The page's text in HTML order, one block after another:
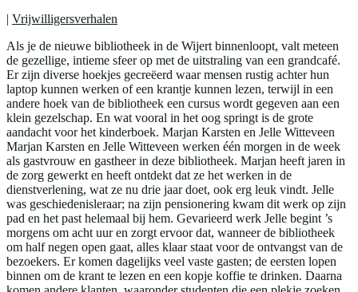
| Vrijwilligersverhalen
Als je de nieuwe bibliotheek in de Wijert binnenloopt, valt meteen
de gezellige, intieme sfeer op met de uitstraling van een grandcafé.
Er zijn diverse hoekjes gecreëerd waar mensen rustig achter hun
laptop kunnen werken of een krantje kunnen lezen, terwijl in een
andere hoek van de bibliotheek een cursus wordt gegeven aan een
klein gezelschap. En wat vooral in het oog springt is de grote
aandacht voor het kinderboek. Marjan Karsten en Jelle Witteveen
Marjan Karsten en Jelle Witteveen werken één morgen in de week
als gastvrouw en gastheer in deze bibliotheek. Marjan heeft jaren in
de zorg gewerkt en heeft ontdekt dat ze het werken in de
dienstverlening, wat ze nu drie jaar doet, ook erg leuk vindt. Jelle
was geschiedenisleraar; na zijn pensionering kwam dit werk op zijn
pad en het past helemaal bij hem. Gevarieerd werk Jelle begint ’s
morgens om acht uur en zorgt ervoor dat, wanneer de bibliotheek
om half negen open gaat, alles klaar staat voor de ontvangst van de
bezoekers. Er komen dagelijks veel vaste gasten; de eersten lopen
binnen om de krant te lezen en een kopje koffie te drinken. Daarna